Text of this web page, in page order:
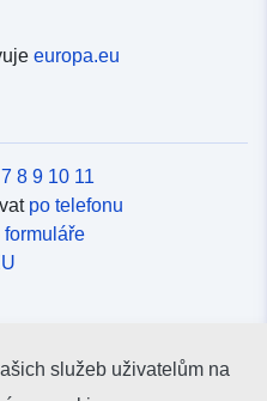
europa.eu
8 9 10 11
po telefonu
formuláře
služeb uživatelům na